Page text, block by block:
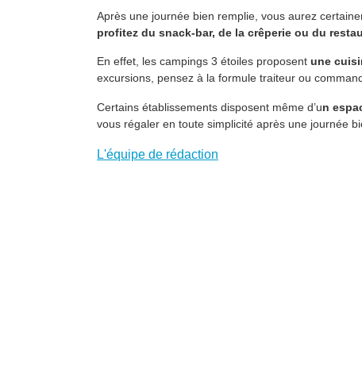
Après une journée bien remplie, vous aurez
profitez du snack-bar, de la crêperie ou du
En effet, les campings 3 étoiles proposent une
excursions, pensez à la formule traiteur ou
Certains établissements disposent même d’un
vous régaler en toute simplicité après une journée
L'équipe de rédaction